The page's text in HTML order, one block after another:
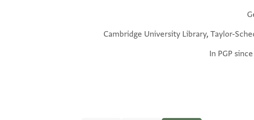
Cambridge University Library, Taylor-
In PGP